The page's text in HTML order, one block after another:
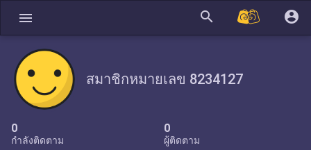
menu search account_circle
สมาชิกหมายเลข 8234127
0
กำลังติดตาม
0
ผู้ติดตาม